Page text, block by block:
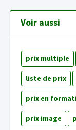
Voir aussi
prix multiple
liste de prix
prix en
prix image